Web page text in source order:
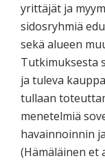
yrittäjät ja
sidosryhmiä
sekä alueen
Tutkimuksesta
ja tuleva
tullaan
menetelmiä
havainnoinnin
(Hämäläinen et